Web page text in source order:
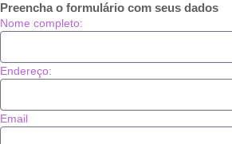
Preencha o formulário com seus dados
Nome completo:
Endereço:
Email